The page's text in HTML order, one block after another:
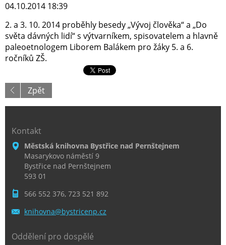
04.10.2014 18:39
2. a 3. 10. 2014 proběhly besedy „Vývoj člověka“ a „Do
světa dávných lidí“ s výtvarníkem, spisovatelem a hlavně
paleoetnologem Liborem Balákem pro žáky 5. a 6.
ročníků ZŠ.
Zpět
Kontakt
Městská knihovna Bystřice nad Pernštejnem
Masarykovo náměstí 9
Bystřice nad Pernštejnem
593 01
566 552 376, 723 521 892
knihovna@bystricenp.cz
Oddělení pro dospělé